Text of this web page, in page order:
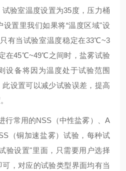
验室温度设置为35度，压力桶
置里我们如果将“温度区域"设
有当试验室温度稳定在33℃~3
在45℃~49℃之间时，盐雾试验
设备将因为温度处于试验范围
设置可以减少试验误差，提高
行常用的NSS（中性盐雾）、A
（铜加速盐雾）试验，每种试
验设置"里面，只需要用户选择
，对应的试验类型界面均有当